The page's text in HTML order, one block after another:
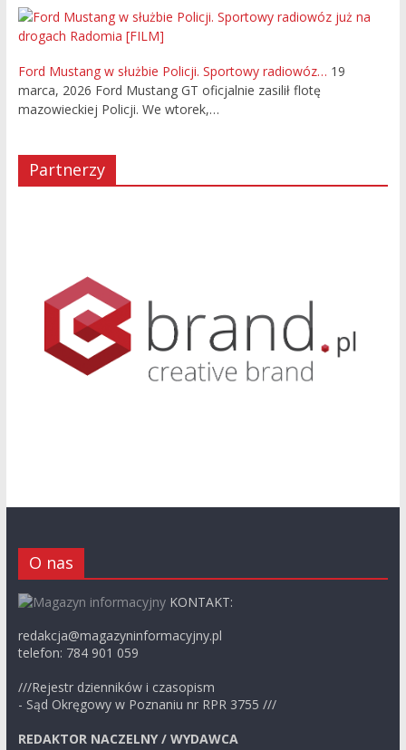
Ford Mustang w służbie Policji. Sportowy radiowóz… 19
marca, 2026 Ford Mustang GT oficjalnie zasilił flotę
mazowieckiej Policji. We wtorek,…
Partnerzy
O nas
KONTAKT:
redakcja@magazyninformacyjny.pl
telefon: 784 901 059
///Rejestr dzienników i czasopism
- Sąd Okręgowy w Poznaniu nr RPR 3755 ///
REDAKTOR NACZELNY / WYDAWCA